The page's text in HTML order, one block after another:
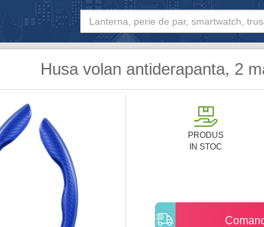
Husa volan antiderapanta, 2
PRODUS
IN STOC